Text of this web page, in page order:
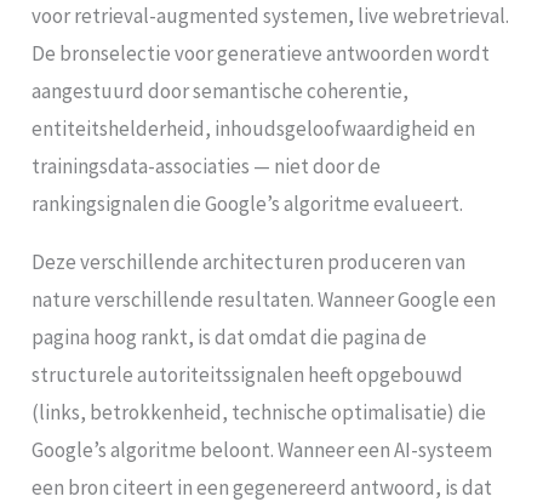
voor retrieval-augmented systemen, live webretrieval.
De bronselectie voor generatieve antwoorden wordt
aangestuurd door semantische coherentie,
entiteitshelderheid, inhoudsgeloofwaardigheid en
trainingsdata-associaties — niet door de
rankingsignalen die Google’s algoritme evalueert.
Deze verschillende architecturen produceren van
nature verschillende resultaten. Wanneer Google een
pagina hoog rankt, is dat omdat die pagina de
structurele autoriteitssignalen heeft opgebouwd
(links, betrokkenheid, technische optimalisatie) die
Google’s algoritme beloont. Wanneer een AI-systeem
een bron citeert in een gegenereerd antwoord, is dat